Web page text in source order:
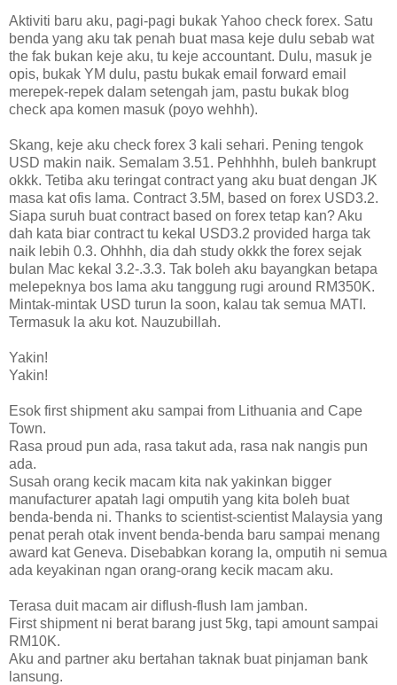
Aktiviti baru aku, pagi-pagi bukak Yahoo check forex. Satu
benda yang aku tak penah buat masa keje dulu sebab wat
the fak bukan keje aku, tu keje accountant. Dulu, masuk je
opis, bukak YM dulu, pastu bukak email forward email
merepek-repek dalam setengah jam, pastu bukak blog
check apa komen masuk (poyo wehhh).
Skang, keje aku check forex 3 kali sehari. Pening tengok
USD makin naik. Semalam 3.51. Pehhhhh, buleh bankrupt
okkk. Tetiba aku teringat contract yang aku buat dengan JK
masa kat ofis lama. Contract 3.5M, based on forex USD3.2.
Siapa suruh buat contract based on forex tetap kan? Aku
dah kata biar contract tu kekal USD3.2 provided harga tak
naik lebih 0.3. Ohhhh, dia dah study okkk the forex sejak
bulan Mac kekal 3.2-.3.3. Tak boleh aku bayangkan betapa
melepeknya bos lama aku tanggung rugi around RM350K.
Mintak-mintak USD turun la soon, kalau tak semua MATI.
Termasuk la aku kot. Nauzubillah.
Yakin!
Yakin!
Esok first shipment aku sampai from Lithuania and Cape
Town.
Rasa proud pun ada, rasa takut ada, rasa nak nangis pun
ada.
Susah orang kecik macam kita nak yakinkan bigger
manufacturer apatah lagi omputih yang kita boleh buat
benda-benda ni. Thanks to scientist-scientist Malaysia yang
penat perah otak invent benda-benda baru sampai menang
award kat Geneva. Disebabkan korang la, omputih ni semua
ada keyakinan ngan orang-orang kecik macam aku.
Terasa duit macam air diflush-flush lam jamban.
First shipment ni berat barang just 5kg, tapi amount sampai
RM10K.
Aku and partner aku bertahan taknak buat pinjaman bank
lansung.